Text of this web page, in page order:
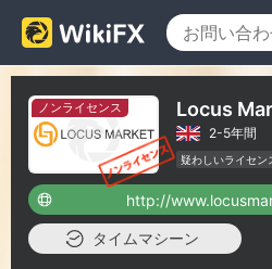
ノンライセンス Locus
2-5年間
疑わしいライセン
ハイリスクレベル
http://
タイムマシーン